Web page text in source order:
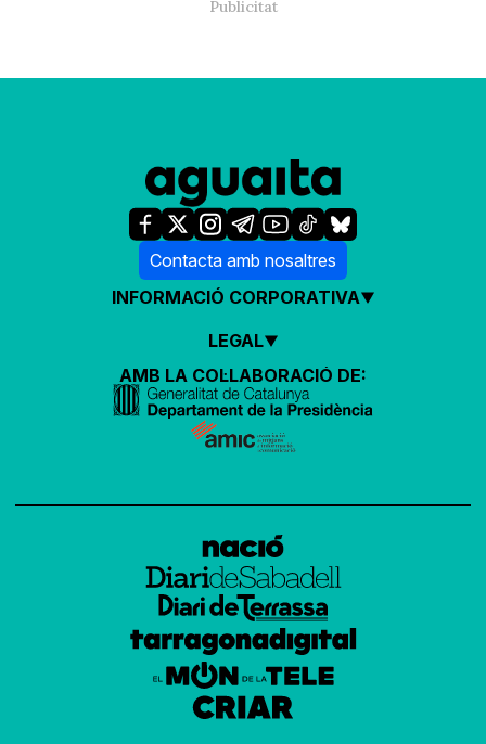
Contacta amb nosaltres
INFORMACIÓ CORPORATIVA
LEGAL
AMB LA COL·LABORACIÓ DE: